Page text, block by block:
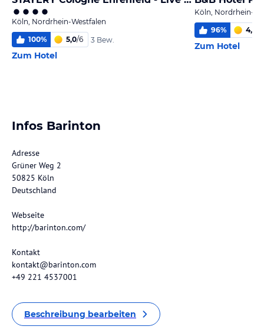
Köln, Nordrhein-Westfalen
100% 5,0/6 3 Bew.
Zum Hotel
Köln, Nordrhein-
96% 4,5
Zum Hotel
Infos Barinton
Adresse
Grüner Weg 2
50825 Köln
Deutschland
Webseite
http://barinton.com/
Kontakt
kontakt@barinton.com
+49 221 4537001
Beschreibung bearbeiten